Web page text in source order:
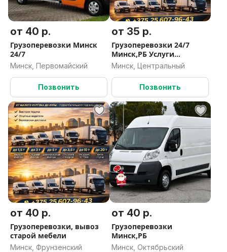
от 40 р.
Грузоперевозки Минск
24/7
Минск, Первомайский
Позвонить
от 35 р.
Грузоперевозки 24/7
Минск,РБ Услуги
грузчиков
Минск, Центральный
Позвонить
от 40 р.
Грузоперевозки, вывоз
старой мебели
Минск, Фрунзенский
от 40 р.
Грузоперевозки
Минск,РБ
Минск, Октябрьский